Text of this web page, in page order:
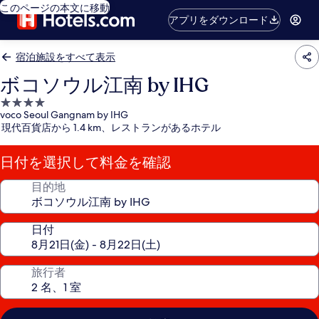
このページの本文に移動
アプリをダウンロード
宿泊施設をすべて表示
ボコソウル江南 by IHG
4.0
つ
星
宿
泊
施
voco Seoul Gangnam by IHG
現代百貨店から 1.4 km、レストランがあるホテル
日付を選択して料金を確認
目的地
日付
旅行者